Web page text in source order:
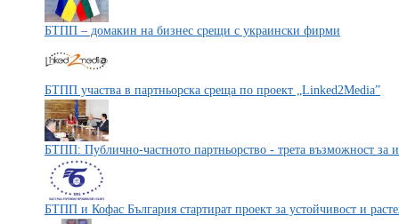
БТПП – домакин на бизнес срещи с украински фирми
БТПП участва в партньорска среща по проект „Linked2Media”
БТПП: Публично-частното партньорство - трета възможност за
БТПП и Кофас България стартират проект за устойчивост и